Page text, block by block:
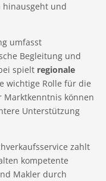
hinausgeht und
umfasst
Begleitung und
spielt regionale
wichtige Rolle für die
können
Unterstützung
zahlt
kompetente
Makler durch